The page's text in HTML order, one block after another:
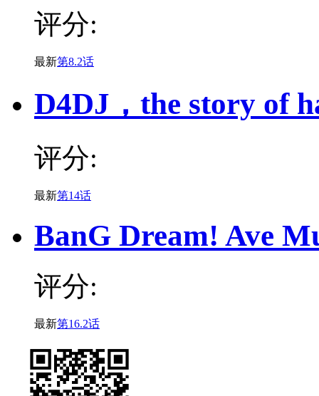
评分:
最新第8.2话
D4DJ，the story of
评分:
最新第14话
BanG Dream! Ave
评分:
最新第16.2话